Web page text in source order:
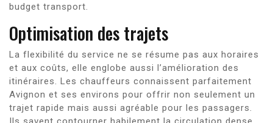
budget transport.
Optimisation des trajets
La flexibilité du service ne se résume pas aux horaires
et aux coûts, elle englobe aussi l’amélioration des
itinéraires. Les chauffeurs connaissent parfaitement
Avignon et ses environs pour offrir non seulement un
trajet rapide mais aussi agréable pour les passagers.